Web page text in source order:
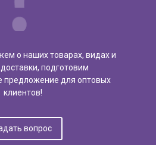
о наших товарах, видах и
подготовим
предложение для оптовых
клиентов!
вопрос